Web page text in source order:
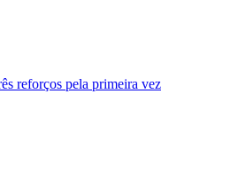
reforços pela primeira vez